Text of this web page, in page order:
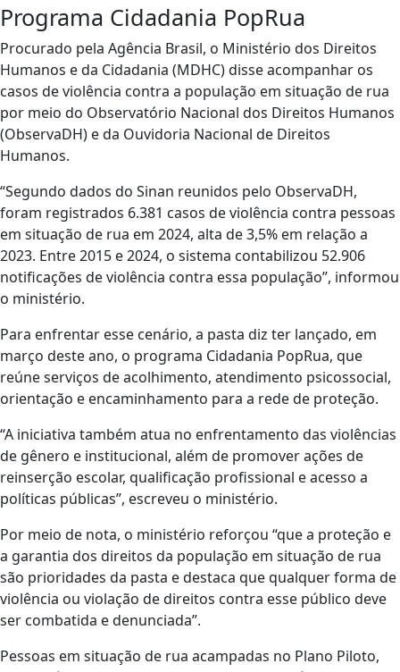
Programa Cidadania PopRua
Procurado pela Agência Brasil, o Ministério dos Direitos
Humanos e da Cidadania (MDHC) disse acompanhar os
casos de violência contra a população em situação de rua
por meio do Observatório Nacional dos Direitos Humanos
(ObservaDH) e da Ouvidoria Nacional de Direitos
Humanos.
“Segundo dados do Sinan reunidos pelo ObservaDH,
foram registrados 6.381 casos de violência contra pessoas
em situação de rua em 2024, alta de 3,5% em relação a
2023. Entre 2015 e 2024, o sistema contabilizou 52.906
notificações de violência contra essa população”, informou
o ministério.
Para enfrentar esse cenário, a pasta diz ter lançado, em
março deste ano, o programa Cidadania PopRua, que
reúne serviços de acolhimento, atendimento psicossocial,
orientação e encaminhamento para a rede de proteção.
“A iniciativa também atua no enfrentamento das violências
de gênero e institucional, além de promover ações de
reinserção escolar, qualificação profissional e acesso a
políticas públicas”, escreveu o ministério.
Por meio de nota, o ministério reforçou “que a proteção e
a garantia dos direitos da população em situação de rua
são prioridades da pasta e destaca que qualquer forma de
violência ou violação de direitos contra esse público deve
ser combatida e denunciada”.
Pessoas em situação de rua acampadas no Plano Piloto,